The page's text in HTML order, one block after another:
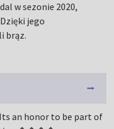
w sezonie 2020,
jego
brąz.
an honor to be part of